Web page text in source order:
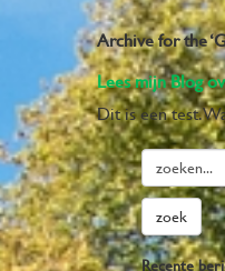
Archive for the
Lees mijn Blog
Dit is een test.
Recente